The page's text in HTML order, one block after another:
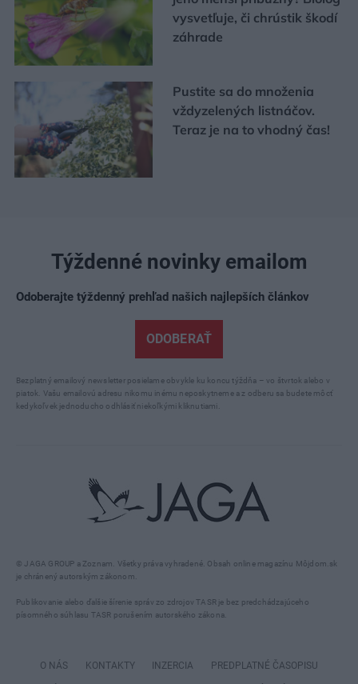
vysvetľuje, či chrústik škodí
záhrade
Pustite sa do množenia
vždyzelených listnáčov.
Teraz je na to vhodný čas!
© JAGA GROUP a Zoznam. Všetky práva vyhradené. Obsah online magazínu Môjdom.sk
je chránený autorským zákonom.
Publikovanie alebo ďalšie šírenie správ zo zdrojov TASR je bez predchádzajúceho
písomného súhlasu TASR porušením autorského zákona.
Týždenné novinky emailom
Odoberajte týždenný prehľad našich najlepších článkov
ODOBERAŤ
Bezplatný emailový newsletter posielame obvykle ku koncu týždňa – vo štvrtok alebo v
piatok. Vašu emailovú adresu nikomu inému neposkytneme a z odberu sa budete môcť
kedykoľvek jednoducho odhlásiť niekoľkými kliknutiami.
O NÁS KONTAKTY INZERCIA PREDPLATNÉ ČASOPISU